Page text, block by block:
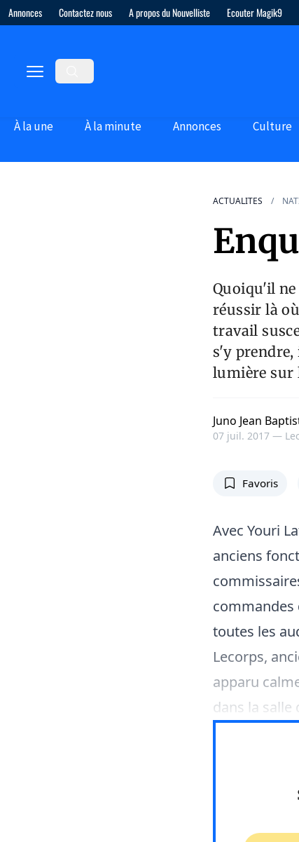
Annonces Contactez nous A propos du Nouvelliste Ecouter Magik9
À la une À la minute Annonces Culture
ACTUALITES
Quoiqu'il ne
réussir là
travail
s'y
lumière sur
Juno Jean
07 juil. 2017 —
Favoris
Avec Youri
anciens
commandes
toutes les
Lecorps,
apparu
dans la salle